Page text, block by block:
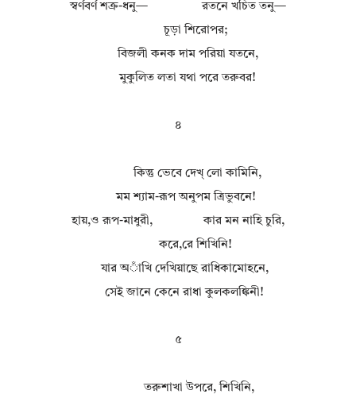
স্বর্ণবর্ণ শক্র-ধনু— রতনে খচিত তনু—
চূড়া শিরোপর;
বিজলী কনক দাম পরিয়া যতনে,
মুকুলিত লতা যথা পরে তরুবর!
৪
কিন্তু ভেবে দেখ্ লো কামিনি,
মম শ্যাম-রূপ অনুপম ত্রিভুবনে!
হায়,ও রূপ-মাধুরী, কার মন নাহি চুরি,
করে,রে শিখিনি!
যার অাঁখি দেখিয়াছে রাধিকামোহনে,
সেই জানে কেনে রাধা কুলকলঙ্কিনী!
৫
তরুশাখা উপরে, শিখিনি,